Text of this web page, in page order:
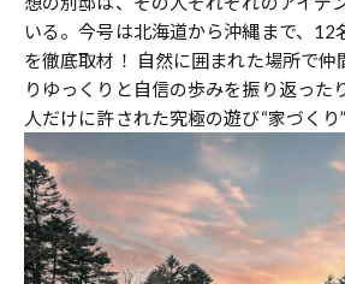
いる。今号は北海道から沖縄まで、12
を徹底取材！ 自然に囲まれた場所で仲
りゆっくりと自信の歩みを振り返っ
人だけに許された究極の遊び“家づくり